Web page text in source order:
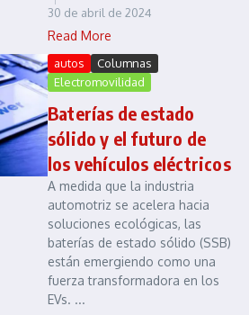
30 de abril de 2024
Read More
autos
Columnas
Electromovilidad
Baterías de estado
sólido y el futuro de
los vehículos eléctricos
A medida que la industria
automotriz se acelera hacia
soluciones ecológicas, las
baterías de estado sólido (SSB)
están emergiendo como una
fuerza transformadora en los
EVs. ...